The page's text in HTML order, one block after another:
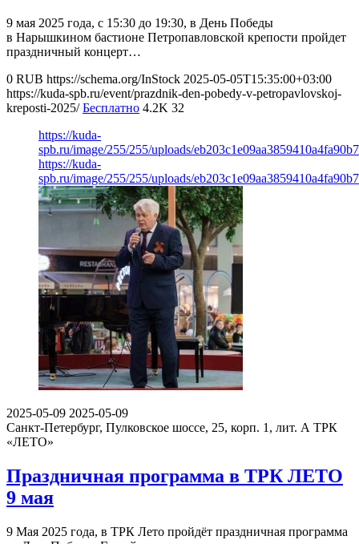
9 мая 2025 года, с 15:30 до 19:30, в День Победы
в Нарышкином бастионе Петропавловской крепости пройдет
праздничный концерт…
0 RUB https://schema.org/InStock 2025-05-05T15:35:00+03:00
https://kuda-spb.ru/event/prazdnik-den-pobedy-v-petropavlovskoj-
kreposti-2025/ Бесплатно 4.2K 32
https://kuda-
spb.ru/image/255/255/uploads/
https://kuda-
spb.ru/image/255/255/uploads/
2025-05-09 2025-05-09
Санкт-Петербург, Пулковское шоссе, 25, корп. 1, лит. А ТРК
«ЛЕТО»
Праздничная программа в ТРК ЛЕТО
9 мая
9 Мая 2025 года, в ТРК Лето пройдёт праздничная программа